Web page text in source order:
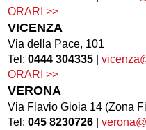
ORARI >>
VICENZA
Via della Pace, 101
Tel:0444 304335 |
ORARI >>
VERONA
Via Flavio Gioia 14 (Zona
Tel:045 8230726 |